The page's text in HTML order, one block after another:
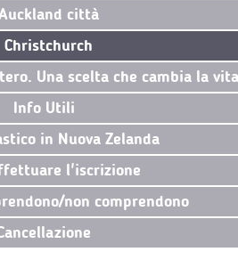
città
Christchurch
Una scelta che cambia la vita
Info Utili
in Nuova Zelanda
l'iscrizione
non comprendono